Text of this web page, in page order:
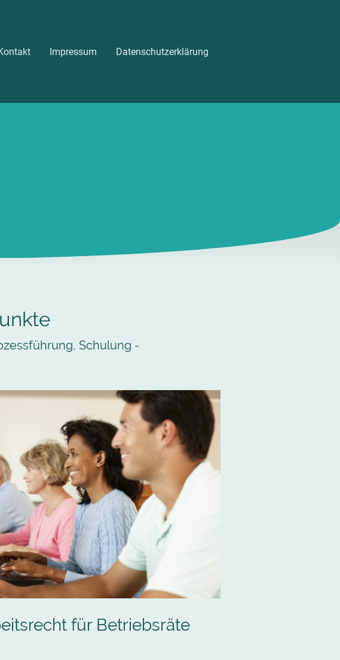
Impressum Datenschutzerklärung
Schulung -
für Betriebsräte